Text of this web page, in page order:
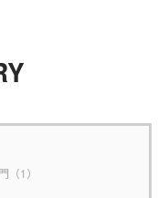
（1）